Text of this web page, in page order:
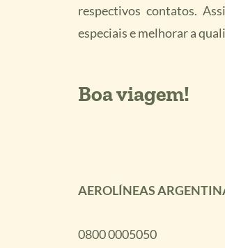
respectivos contatos.
especiais e melhorar a
Boa viagem!
AEROLÍNEAS
0800 0005050